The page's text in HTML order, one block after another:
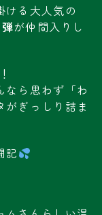
ける大人気の
が仲間入りし
なら思わず「わ
ぎっしり詰ま
記